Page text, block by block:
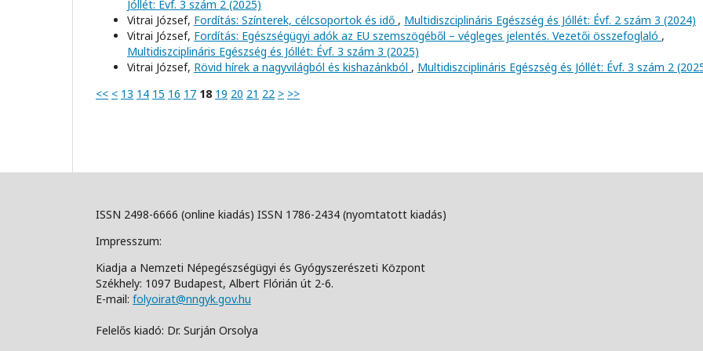
Jóllét: Évf. 3 szám 2 (2025)
Vitrai József, Fordítás: Színterek, célcsoportok és idő , Multidiszciplináris Egészség és Jóllét: Évf. 2 szám 3 (2024)
Vitrai József, Fordítás: Egészségügyi adók az EU szemszögéből – végleges jelentés. Vezetői összefoglaló ,
Multidiszciplináris Egészség és Jóllét: Évf. 3 szám 3 (2025)
Vitrai József, Rövid hírek a nagyvilágból és kishazánkból , Multidiszciplináris Egészség és Jóllét: Évf. 3 szám 2
<< < 13 14 15 16 17 18 19 20 21 22 > >>
ISSN 2498-6666 (online kiadás) ISSN 1786-2434 (nyomtatott kiadás)
Impresszum:
Kiadja a Nemzeti Népegészségügyi és Gyógyszerészeti Központ
Székhely: 1097 Budapest, Albert Flórián út 2-6.
E-mail: folyoirat@nngyk.gov.hu
Felelős kiadó: Dr. Surján Orsolya